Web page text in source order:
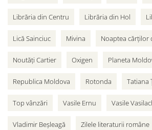
Librăria din Centru Librăria din Hol
Lică Sainciuc Mivina Noaptea cărților
Noutăți Cartier Oxigen Planeta
Republica Moldova Rotonda Tatiana
Top vânzări Vasile Ernu Vasile
Vladimir Beșleagă Zilele literaturii române